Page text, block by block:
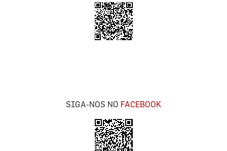
SIGA-NOS NO FACEBOOK